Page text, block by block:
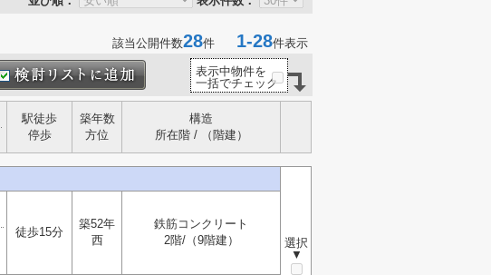
該当公開件数28件 1-28件表示
表示中物件を
一括でチェック
駅徒歩
停歩
築年数
方位
構造
所在階 / （階建）
選択
▼
徒歩15分
築52年
西
鉄筋コンクリート
2階/（9階建）